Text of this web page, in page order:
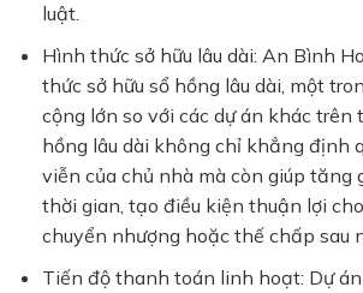
luật.
Hình thức sở hữu lâu dài: An Bình
thức sở hữu sổ hồng lâu dài, một
cộng lớn so với các dự án khác trên
hồng lâu dài không chỉ khẳng định
viễn của chủ nhà mà còn giúp tăng
thời gian, tạo điều kiện thuận lợi
chuyển nhượng hoặc thế chấp sau
Tiến độ thanh toán linh hoạt: Dự